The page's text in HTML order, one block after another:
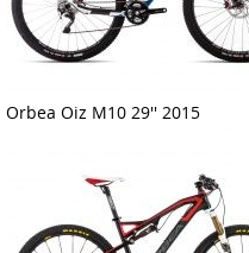
Orbea Oiz M10 29'' 2015